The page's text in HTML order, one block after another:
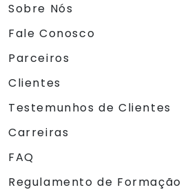
Sobre Nós
Fale Conosco
Parceiros
Clientes
Testemunhos de Clientes
Carreiras
FAQ
Regulamento de Formação